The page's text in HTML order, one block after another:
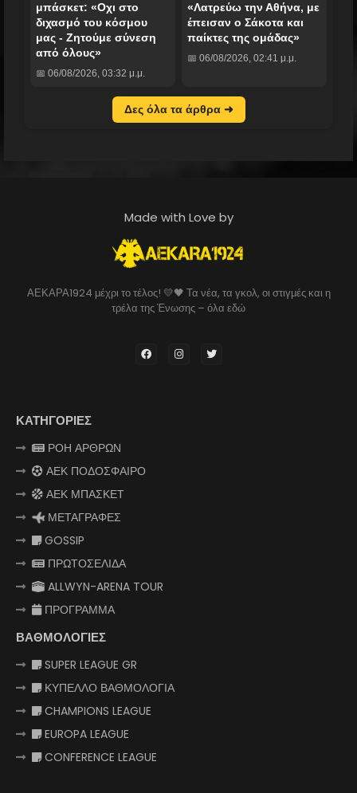
μπάσκετ: «Οχι στο
διχασμό του κόσμου
μας - Ζητούμε σύνεση
από όλους»
📅 06/08/2026, 03:32 μ.μ.
«Λατρεύω την Αθήνα, με
έπεισαν ο Σάκοτα και
παίκτες της ομάδας»
📅 06/08/2026, 02:41 μ.μ.
Δες όλα τα άρθρα ➜
Made with Love by
ΑΕΚΑΡΑ1924 μέχρι το τέλος! 💛🖤 Τα νέα, τα γκολ, οι στιγμές και η
τρέλα της Ένωσης – όλα εδώ
ΚΑΤΗΓΟΡΙΕΣ
ΡΟΗ ΑΡΘΡΩΝ
ΑΕΚ ΠΟΔΟΣΦΑΙΡΟ
ΑΕΚ ΜΠΑΣΚΕΤ
ΜΕΤΑΓΡΑΦΕΣ
GOSSIP
ΠΡΩΤΟΣΕΛΙΔΑ
ALLWYN-ARENA TOUR
ΠΡΟΓΡΑΜΜΑ
ΒΑΘΜΟΛΟΓΙΕΣ
SUPER LEAGUE GR
ΚΥΠΕΛΛΟ ΒΑΘΜΟΛΟΓΙΑ
CHAMPIONS LEAGUE
EUROPA LEAGUE
CONFERENCE LEAGUE